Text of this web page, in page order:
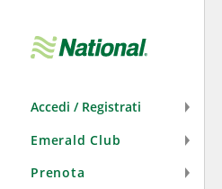
Accedi / Registrati
Emerald Club
Prenota